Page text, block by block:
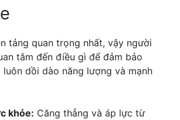
tảng quan trọng nhất, vậy người
tâm đến điều gì để đảm bảo
dồi dào năng lượng và mạnh
khỏe: Căng thẳng và áp lực từ